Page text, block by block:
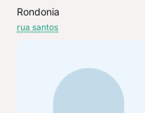
Rondonia
rua santos